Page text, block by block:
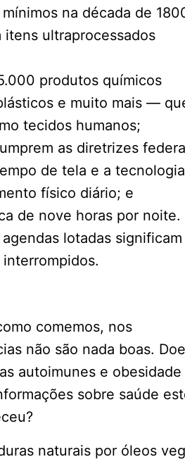
na década de
ultraprocessados
produtos químicos
e muito mais —
tecidos humanos;
as diretrizes
de tela e a
físico diário; e
de nove horas por noite.
lotadas significam
comemos, nos
não são nada boas.
autoimunes e obesidade
sobre saúde
naturais por óleos